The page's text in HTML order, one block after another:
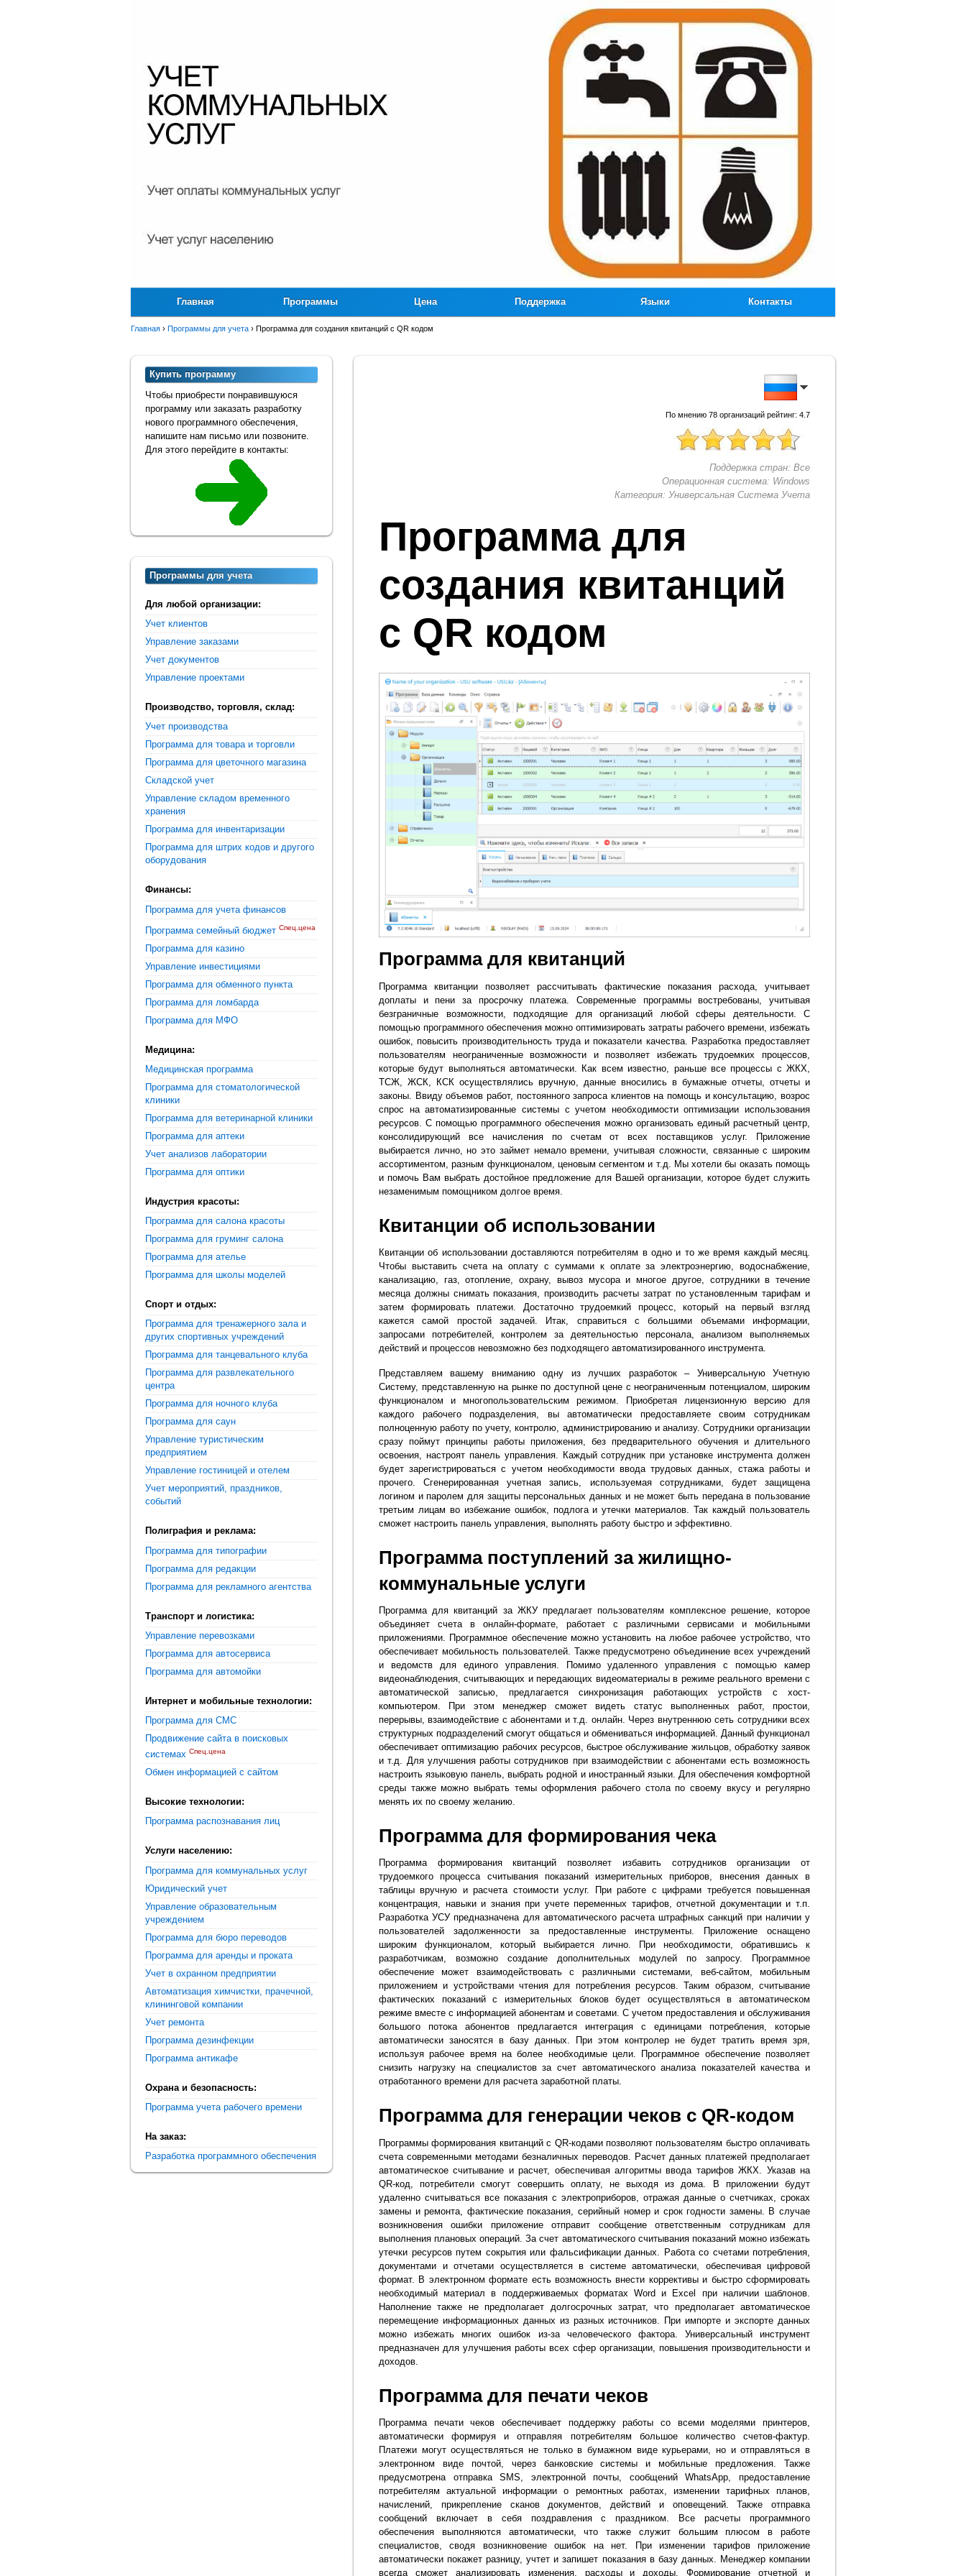
Главная Программы Цена Поддержка Языки Контакты
Главная › Программы для учета › Программа для создания квитанций с QR кодом
По мнению 78 организаций рейтинг: 4.7
Поддержка стран: Все
Операционная система: Windows
Категория: Универсальная Система Учета
Программа для
создания квитанций
с QR кодом
Программа для квитанций
Программа квитанции позволяет рассчитывать фактические показания расхода, учитывает
доплаты и пени за просрочку платежа. Современные программы востребованы, учитывая
безграничные возможности, подходящие для организаций любой сферы деятельности. С
помощью программного обеспечения можно оптимизировать затраты рабочего времени, избежать
ошибок, повысить производительность труда и показатели качества. Разработка предоставляет
пользователям неограниченные возможности и позволяет избежать трудоемких процессов,
которые будут выполняться автоматически. Как всем известно, раньше все процессы с ЖКХ,
ТСЖ, ЖСК, КСК осуществлялись вручную, данные вносились в бумажные отчеты, отчеты и
законы. Ввиду объемов работ, постоянного запроса клиентов на помощь и консультацию, возрос
спрос на автоматизированные системы с учетом необходимости оптимизации использования
ресурсов. С помощью программного обеспечения можно организовать единый расчетный центр,
консолидирующий все начисления по счетам от всех поставщиков услуг. Приложение
выбирается лично, но это займет немало времени, учитывая сложности, связанные с широким
ассортиментом, разным функционалом, ценовым сегментом и т.д. Мы хотели бы оказать помощь
и помочь Вам выбрать достойное предложение для Вашей организации, которое будет служить
незаменимым помощником долгое время.
Квитанции об использовании
Квитанции об использовании доставляются потребителям в одно и то же время каждый месяц.
Чтобы выставить счета на оплату с суммами к оплате за электроэнергию, водоснабжение,
канализацию, газ, отопление, охрану, вывоз мусора и многое другое, сотрудники в течение
месяца должны снимать показания, производить расчеты затрат по установленным тарифам и
затем формировать платежи. Достаточно трудоемкий процесс, который на первый взгляд
кажется самой простой задачей. Итак, справиться с большими объемами информации,
запросами потребителей, контролем за деятельностью персонала, анализом выполняемых
действий и процессов невозможно без подходящего автоматизированного инструмента.
Представляем вашему вниманию одну из лучших разработок – Универсальную Учетную
Систему, представленную на рынке по доступной цене с неограниченным потенциалом, широким
функционалом и многопользовательским режимом. Приобретая лицензионную версию для
каждого рабочего подразделения, вы автоматически предоставляете своим сотрудникам
полноценную работу по учету, контролю, администрированию и анализу. Сотрудники организации
сразу поймут принципы работы приложения, без предварительного обучения и длительного
освоения, настроят панель управления. Каждый сотрудник при установке инструмента должен
будет зарегистрироваться с учетом необходимости ввода трудовых данных, стажа работы и
прочего. Сгенерированная учетная запись, используемая сотрудниками, будет защищена
логином и паролем для защиты персональных данных и не может быть передана в пользование
третьим лицам во избежание ошибок, подлога и утечки материалов. Так каждый пользователь
сможет настроить панель управления, выполнять работу быстро и эффективно.
Программа поступлений за жилищно-
коммунальные услуги
Программа для квитанций за ЖКУ предлагает пользователям комплексное решение, которое
объединяет счета в онлайн-формате, работает с различными сервисами и мобильными
приложениями. Программное обеспечение можно установить на любое рабочее устройство, что
обеспечивает мобильность пользователей. Также предусмотрено объединение всех учреждений
и ведомств для единого управления. Помимо удаленного управления с помощью камер
видеонаблюдения, считывающих и передающих видеоматериалы в режиме реального времени с
автоматической записью, предлагается синхронизация работающих устройств с хост-
компьютером. При этом менеджер сможет видеть статус выполненных работ, простои,
перерывы, взаимодействие с абонентами и т.д. онлайн. Через внутреннюю сеть сотрудники всех
структурных подразделений смогут общаться и обмениваться информацией. Данный функционал
обеспечивает оптимизацию рабочих ресурсов, быстрое обслуживание жильцов, обработку заявок
и т.д. Для улучшения работы сотрудников при взаимодействии с абонентами есть возможность
настроить языковую панель, выбрать родной и иностранный языки. Для обеспечения комфортной
среды также можно выбрать темы оформления рабочего стола по своему вкусу и регулярно
менять их по своему желанию.
Программа для формирования чека
Программа формирования квитанций позволяет избавить сотрудников организации от
трудоемкого процесса считывания показаний измерительных приборов, внесения данных в
таблицы вручную и расчета стоимости услуг. При работе с цифрами требуется повышенная
концентрация, навыки и знания при учете переменных тарифов, отчетной документации и т.п.
Разработка УСУ предназначена для автоматического расчета штрафных санкций при наличии у
пользователей задолженности за предоставленные инструменты. Приложение оснащено
широким функционалом, который выбирается лично. При необходимости, обратившись к
разработчикам, возможно создание дополнительных модулей по запросу. Программное
обеспечение может взаимодействовать с различными системами, веб-сайтом, мобильным
приложением и устройствами чтения для потребления ресурсов. Таким образом, считывание
фактических показаний с измерительных блоков будет осуществляться в автоматическом
режиме вместе с информацией абонентам и советами. С учетом предоставления и обслуживания
большого потока абонентов предлагается интеграция с единицами потребления, которые
автоматически заносятся в базу данных. При этом контролер не будет тратить время зря,
используя рабочее время на более необходимые цели. Программное обеспечение позволяет
снизить нагрузку на специалистов за счет автоматического анализа показателей качества и
отработанного времени для расчета заработной платы.
Программа для генерации чеков с QR-кодом
Программы формирования квитанций с QR-кодами позволяют пользователям быстро оплачивать
счета современными методами безналичных переводов. Расчет данных платежей предполагает
автоматическое считывание и расчет, обеспечивая алгоритмы ввода тарифов ЖКХ. Указав на
QR-код, потребители смогут совершить оплату, не выходя из дома. В приложении будут
удаленно считываться все показания с электроприборов, отражая данные о счетчиках, сроках
замены и ремонта, фактические показания, серийный номер и срок годности замены. В случае
возникновения ошибки приложение отправит сообщение ответственным сотрудникам для
выполнения плановых операций. За счет автоматического считывания показаний можно избежать
утечки ресурсов путем сокрытия или фальсификации данных. Работа со счетами потребления,
документами и отчетами осуществляется в системе автоматически, обеспечивая цифровой
формат. В электронном формате есть возможность внести коррективы и быстро сформировать
необходимый материал в поддерживаемых форматах Word и Excel при наличии шаблонов.
Наполнение также не предполагает долгосрочных затрат, что предполагает автоматическое
перемещение информационных данных из разных источников. При импорте и экспорте данных
можно избежать многих ошибок из-за человеческого фактора. Универсальный инструмент
предназначен для улучшения работы всех сфер организации, повышения производительности и
доходов.
Программа для печати чеков
Программа печати чеков обеспечивает поддержку работы со всеми моделями принтеров,
автоматически формируя и отправляя потребителям большое количество счетов-фактур.
Платежи могут осуществляться не только в бумажном виде курьерами, но и отправляться в
электронном виде почтой, через банковские системы и мобильные предложения. Также
предусмотрена отправка SMS, электронной почты, сообщений WhatsApp, предоставление
потребителям актуальной информации о ремонтных работах, изменении тарифных планов,
начислений, прикрепление сканов документов, действий и оповещений. Также отправка
сообщений включает в себя поздравления с праздником. Все расчеты программного
обеспечения выполняются автоматически, что также служит большим плюсом в работе
специалистов, сводя возникновение ошибок на нет. При изменении тарифов приложение
автоматически покажет разницу, учтет и запишет показания в базу данных. Менеджер компании
всегда сможет анализировать изменения, расходы и доходы. Формирование отчетной и
Купить программу
Чтобы приобрести понравившуюся
программу или заказать разработку
нового программного обеспечения,
напишите нам письмо или позвоните.
Для этого перейдите в контакты:
Программы для учета
Для любой организации:
Учет клиентов
Управление заказами
Учет документов
Управление проектами
Производство, торговля, склад:
Учет производства
Программа для товара и торговли
Программа для цветочного магазина
Складской учет
Управление складом временного
хранения
Программа для инвентаризации
Программа для штрих кодов и другого
оборудования
Финансы:
Программа для учета финансов
Программа семейный бюджет Спец.цена
Программа для казино
Управление инвестициями
Программа для обменного пункта
Программа для ломбарда
Программа для МФО
Медицина:
Медицинская программа
Программа для стоматологической
клиники
Программа для ветеринарной клиники
Программа для аптеки
Учет анализов лаборатории
Программа для оптики
Индустрия красоты:
Программа для салона красоты
Программа для груминг салона
Программа для ателье
Программа для школы моделей
Спорт и отдых:
Программа для тренажерного зала и
других спортивных учреждений
Программа для танцевального клуба
Программа для развлекательного
центра
Программа для ночного клуба
Программа для саун
Управление туристическим
предприятием
Управление гостиницей и отелем
Учет мероприятий, праздников,
событий
Полиграфия и реклама:
Программа для типографии
Программа для редакции
Программа для рекламного агентства
Транспорт и логистика:
Управление перевозками
Программа для автосервиса
Программа для автомойки
Интернет и мобильные технологии:
Программа для СМС
Продвижение сайта в поисковых
системах Спец.цена
Обмен информацией с сайтом
Высокие технологии:
Программа распознавания лиц
Услуги населению:
Программа для коммунальных услуг
Юридический учет
Управление образовательным
учреждением
Программа для бюро переводов
Программа для аренды и проката
Учет в охранном предприятии
Автоматизация химчистки, прачечной,
клининговой компании
Учет ремонта
Программа дезинфекции
Программа антикафе
Охрана и безопасность:
Программа учета рабочего времени
На заказ:
Разработка программного обеспечения